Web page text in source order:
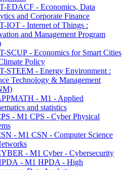
EDACF - Economics, Data
and Corporate Finance
IOT - Internet of Things :
and Management Program
SCUP - Economics for Smart Cities
Policy
STEEM - Energy Environment :
Technology & Management
- M1 - Applied
and statistics
- M1 CPS - Cyber Physical
- M1 CSN - Computer Science
- M1 Cyber - Cybersecurity
- M1 HPDA - High